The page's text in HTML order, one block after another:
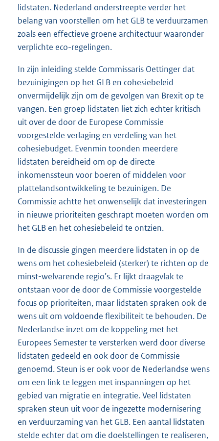
lidstaten. Nederland onderstreepte verder het
belang van voorstellen om het GLB te verduurzamen
zoals een effectieve groene architectuur waaronder
verplichte eco-regelingen.
In zijn inleiding stelde Commissaris Oettinger dat
bezuinigingen op het GLB en cohesiebeleid
onvermijdelijk zijn om de gevolgen van Brexit op te
vangen. Een groep lidstaten liet zich echter kritisch
uit over de door de Europese Commissie
voorgestelde verlaging en verdeling van het
cohesiebudget. Evenmin toonden meerdere
lidstaten bereidheid om op de directe
inkomenssteun voor boeren of middelen voor
plattelandsontwikkeling te bezuinigen. De
Commissie achtte het onwenselijk dat investeringen
in nieuwe prioriteiten geschrapt moeten worden om
het GLB en het cohesiebeleid te ontzien.
In de discussie gingen meerdere lidstaten in op de
wens om het cohesiebeleid (sterker) te richten op de
minst-welvarende regio’s. Er lijkt draagvlak te
ontstaan voor de door de Commissie voorgestelde
focus op prioriteiten, maar lidstaten spraken ook de
wens uit om voldoende flexibiliteit te behouden. De
Nederlandse inzet om de koppeling met het
Europees Semester te versterken werd door diverse
lidstaten gedeeld en ook door de Commissie
genoemd. Steun is er ook voor de Nederlandse wens
om een link te leggen met inspanningen op het
gebied van migratie en integratie. Veel lidstaten
spraken steun uit voor de ingezette modernisering
en verduurzaming van het GLB. Een aantal lidstaten
stelde echter dat om die doelstellingen te realiseren,